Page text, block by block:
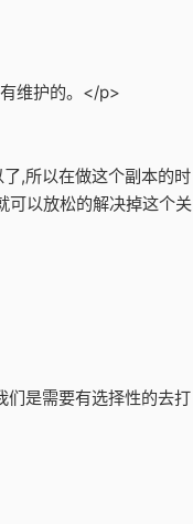
维护的。</p>
,所以在做这个副本的时
可以放松的解决掉这个关
们是需要有选择性的去打